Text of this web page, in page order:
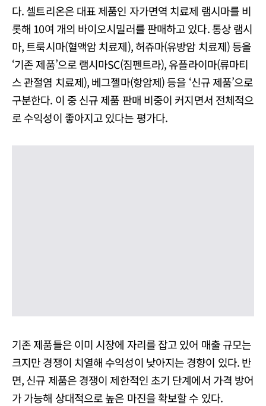
다. 셀트리온은 대표 제품인 자가면역 치료제 램시마를 비
롯해 10여 개의 바이오시밀러를 판매하고 있다. 통상 램시
마, 트룩시마(혈액암 치료제), 허쥬마(유방암 치료제) 등을
‘기존 제품’으로 램시마SC(짐펜트라), 유플라이마(류마티
스 관절염 치료제), 베그젤마(항암제) 등을 ‘신규 제품’으로
구분한다. 이 중 신규 제품 판매 비중이 커지면서 전체적으
로 수익성이 좋아지고 있다는 평가다.
기존 제품들은 이미 시장에 자리를 잡고 있어 매출 규모는
크지만 경쟁이 치열해 수익성이 낮아지는 경향이 있다. 반
면, 신규 제품은 경쟁이 제한적인 초기 단계에서 가격 방어
가 가능해 상대적으로 높은 마진을 확보할 수 있다.